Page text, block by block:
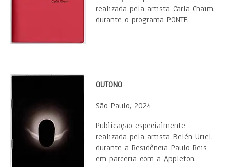
realizada pela artista Carla Chaim,
durante o programa PONTE.
OUTONO
São Paulo, 2024
​Publicação especialmente
realizada pela artista Belén Uriel,
durante a Residência Paulo Reis
em parceria com a Appleton.